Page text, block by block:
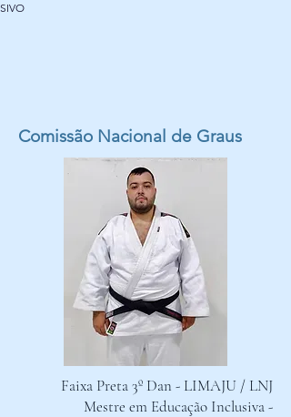
Comissão Nacional de Graus
Faixa Preta 3º Dan - LIMAJU / LNJ
Mestre em Educação Inclusiva -